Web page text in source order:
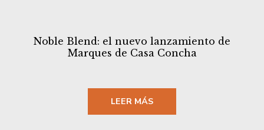
Noble Blend: el nuevo lanzamiento de
Marques de Casa Concha
LEER MÁS